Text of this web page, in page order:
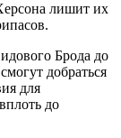
лишит их
Брода до
добраться
для
до